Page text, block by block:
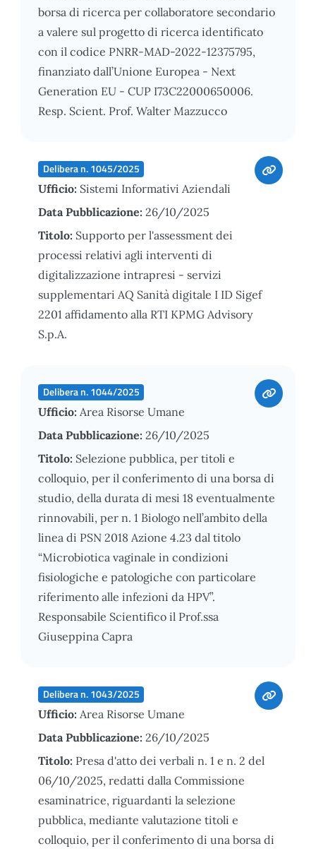
borsa di ricerca per collaboratore secondario
a valere sul progetto di ricerca identificato
con il codice PNRR-MAD-2022-12375795,
finanziato dall’Unione Europea - Next
Generation EU - CUP I73C22000650006.
Resp. Scient. Prof. Walter Mazzucco
Delibera n. 1045/2025
Ufficio: Sistemi Informativi Aziendali
Data Pubblicazione: 26/10/2025
Titolo: Supporto per l'assessment dei
processi relativi agli interventi di
digitalizzazione intrapresi - servizi
supplementari AQ Sanità digitale I ID Sigef
2201 affidamento alla RTI KPMG Advisory
S.p.A.
Delibera n. 1044/2025
Ufficio: Area Risorse Umane
Data Pubblicazione: 26/10/2025
Titolo: Selezione pubblica, per titoli e
colloquio, per il conferimento di una borsa di
studio, della durata di mesi 18 eventualmente
rinnovabili, per n. 1 Biologo nell’ambito della
linea di PSN 2018 Azione 4.23 dal titolo
“Microbiotica vaginale in condizioni
fisiologiche e patologiche con particolare
riferimento alle infezioni da HPV”.
Responsabile Scientifico il Prof.ssa
Giuseppina Capra
Delibera n. 1043/2025
Ufficio: Area Risorse Umane
Data Pubblicazione: 26/10/2025
Titolo: Presa d'atto dei verbali n. 1 e n. 2 del
06/10/2025, redatti dalla Commissione
esaminatrice, riguardanti la selezione
pubblica, mediante valutazione titoli e
colloquio, per il conferimento di una borsa di